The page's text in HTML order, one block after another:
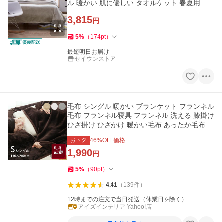
ル 暖かい 肌に優しい タオルケット 春夏用 布
3,815円
5% （ 174pt）
最短明日お届け
セイウンストア
毛布 シングル 暖かい ブランケット フランネル
毛布 フランネル寝具 フランネル 洗える 膝掛け
ひざ掛け ひざかけ 暖かい毛布 あったか毛布 掛
け毛布
おトク 46%OFF価格
1,990円
5% （90pt）
4.41（ 139件）
12時までの注文で当日発送（休業日を除く）
アイズインテリア Yahoo!店